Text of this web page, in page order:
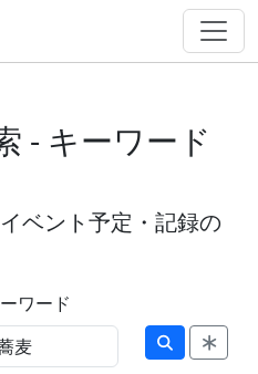
- キーワード
ベント予定・記録の
ワード